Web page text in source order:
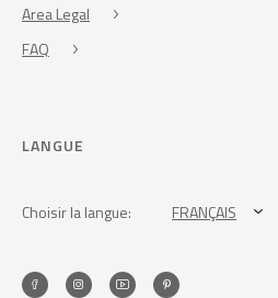
Area Legal
FAQ
LANGUE
Choisir la langue: FRANÇAIS